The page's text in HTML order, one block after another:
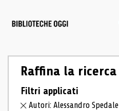
Raffina la ricerca
Filtri applicati
Autori: Alessandro Spedale